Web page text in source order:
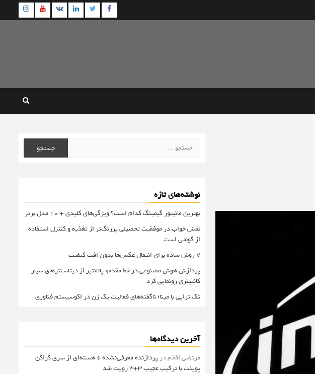
Facebook
Twitter
Linkedin
VK
برای:
نوشته‌های تازه
بهترین مانیتور گیمینگ کدام است؟ ویژگی‌های کلیدی + 10 مدل برتر
نقش خواب در موفقیت تحصیلی پررنگ‌تر از تغذیه و کنترل استفاده
از گوشی است
۷ روش ساده برای انتقال عکس‌ها بدون افت کیفیت
پردازش هوش مصنوعی در خط مقدم؛ پالانتیر از دیتاسنترهای سیار
کانتینری رونمایی کرد
تک تراپی با مینا؛ ناگفته‌های فعالیت یک زن در اکوسیستم فناوری
آخرین دیدگاه‌ها
مرتضی افخمدر
پردازنده معرفی‌نشده 6 هسته‌ای از سری کراکن
پوینت با ترکیب عجیب 3+3 رویت شد